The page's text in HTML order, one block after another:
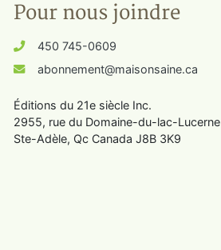
Pour nous joindre
450 745-0609
abonnement@maisonsaine.ca
Éditions du 21e siècle Inc.
2955, rue du Domaine-du-lac-Lucerne
Ste-Adèle, Qc Canada J8B 3K9